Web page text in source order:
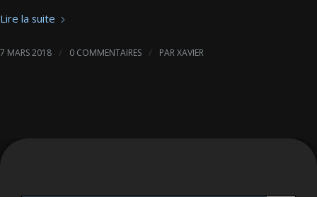
Lire la suite
7 MARS 2018 / 0 COMMENTAIRES / PARXAVIER